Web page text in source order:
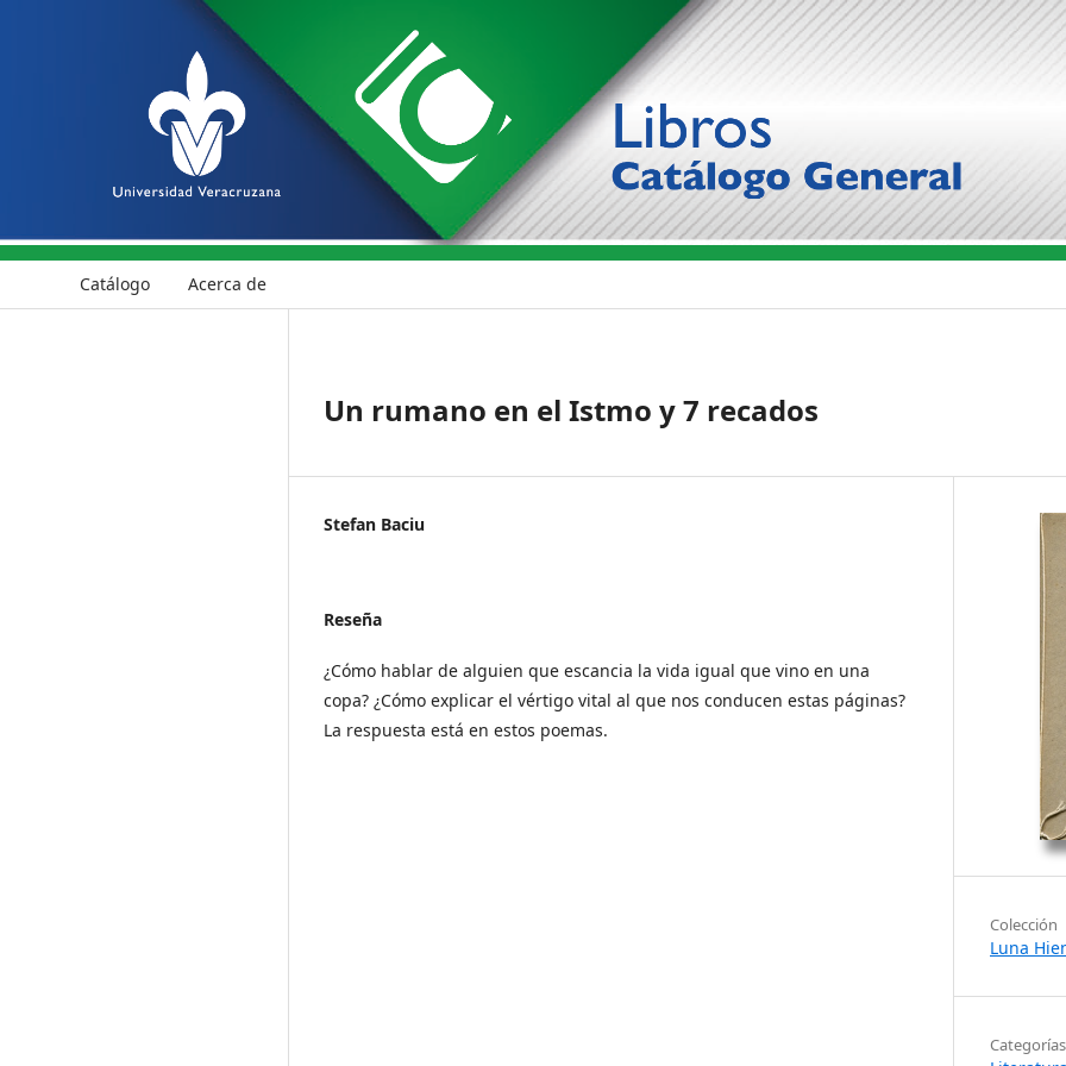
Catálogo Acerca de
Un rumano en el Istmo y 7 recados
Stefan Baciu
Reseña
¿Cómo hablar de alguien que escancia la vida igual que vino en una
copa? ¿Cómo explicar el vértigo vital al que nos conducen estas páginas?
La respuesta está en estos poemas.
Colección
Luna
Categorías